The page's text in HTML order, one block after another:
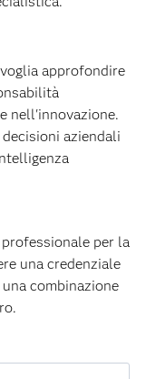
approfondire
nell'innovazione.
aziendali
per la
una credenziale
combinazione